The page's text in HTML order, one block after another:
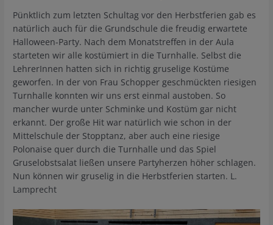
Pünktlich zum letzten Schultag vor den Herbstferien gab es
natürlich auch für die Grundschule die freudig erwartete
Halloween-Party. Nach dem Monatstreffen in der Aula
starteten wir alle kostümiert in die Turnhalle. Selbst die
LehrerInnen hatten sich in richtig gruselige Kostüme
geworfen. In der von Frau Schopper geschmückten riesigen
Turnhalle konnten wir uns erst einmal austoben. So
mancher wurde unter Schminke und Kostüm gar nicht
erkannt. Der große Hit war natürlich wie schon in der
Mittelschule der Stopptanz, aber auch eine riesige
Polonaise quer durch die Turnhalle und das Spiel
Gruselobstsalat ließen unsere Partyherzen höher schlagen.
Nun können wir gruselig in die Herbstferien starten. L.
Lamprecht